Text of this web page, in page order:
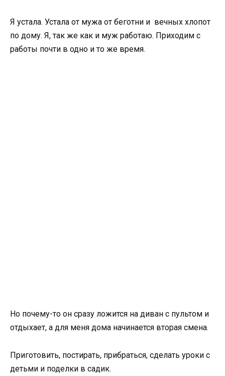
Я устала. Устала от мужа от беготни и вечных хлопот
по дому. Я, так же как и муж работаю. Приходим с
работы почти в одно и то же время.
Но почему-то он сразу ложится на диван с пультом и
отдыхает, а для меня дома начинается вторая смена.
Приготовить, постирать, прибраться, сделать уроки с
детьми и поделки в садик.